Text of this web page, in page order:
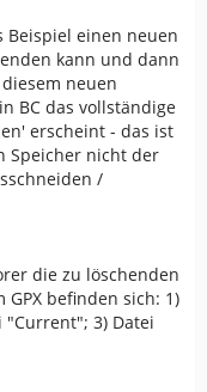
Beispiel einen neuen
kann und dann
neuen
BC das vollständige
erscheint - das ist
Speicher nicht der
/
die zu löschenden
befinden sich: 1)
3) Datei